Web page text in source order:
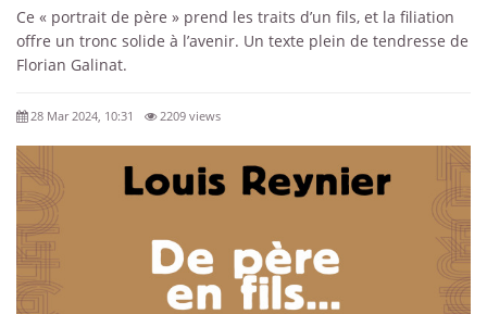
Ce « portrait de père » prend les traits d’un fils, et la filiation
offre un tronc solide à l’avenir. Un texte plein de tendresse de
Florian Galinat.
28 Mar 2024, 10:31 2209 views